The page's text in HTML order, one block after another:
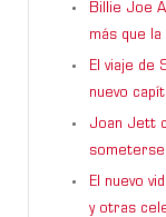
Billie Joe
más que
El viaje de
nuevo
Joan Jett
someterse
El nuevo
y otras